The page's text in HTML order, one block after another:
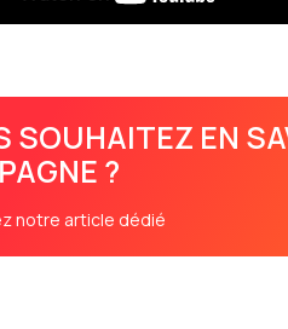
SOUHAITEZ EN
?
notre article dédié